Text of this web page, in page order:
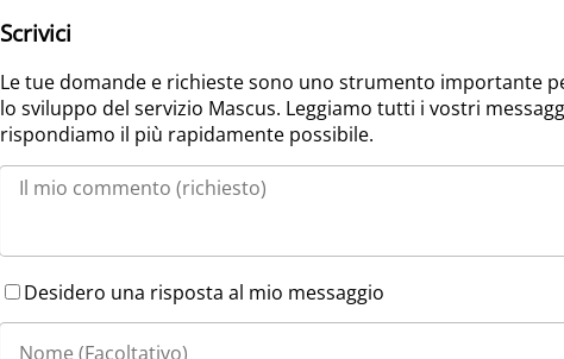
Scrivici
Le tue domande e richieste sono uno strumento importante
lo sviluppo del servizio Mascus. Leggiamo tutti i vostri
rispondiamo il più rapidamente possibile.
Desidero una risposta al mio messaggio